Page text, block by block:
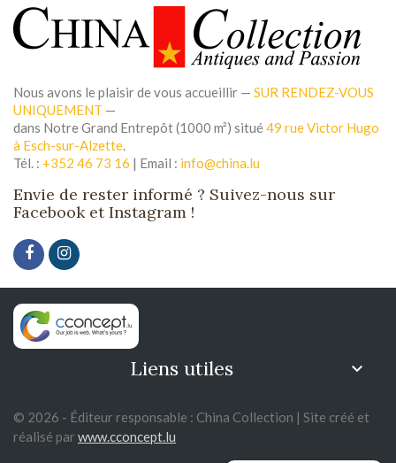
Nous avons le plaisir de vous accueillir — SUR RENDEZ-VOUS
UNIQUEMENT —
dans Notre Grand Entrepôt (1000 m²) situé 49 rue Victor Hugo
à Esch-sur-Alzette.
Tél. : +352 46 73 16 | Email : info@china.lu
Envie de rester informé ? Suivez-nous sur
Facebook et Instagram !
Liens utiles 
© 2026 - Éditeur responsable : China Collection | Site créé et
réalisé par www.cconcept.lu